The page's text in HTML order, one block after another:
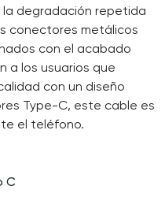
degradación repetida
conectores metálicos
con el acabado
a los usuarios que
con un diseño
Type-C, este cable es
el teléfono.
C